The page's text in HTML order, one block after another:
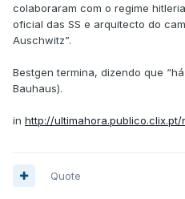
colaboraram com o regime
oficial das SS e arquitecto do
Auschwitz”.
Bestgen termina, dizendo que
Bauhaus).
in http://ultimahora.publico.clix.pt/
Quote